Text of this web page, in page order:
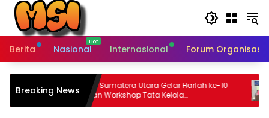
Skip
content
Berita
Nasional Internasional Forum Organisasi
Breaking NewsRJI Sumatera Utara Gelar Harlah ke-10
dan Workshop Tata Kelola
Korespondensi Editorial Board Jurnal